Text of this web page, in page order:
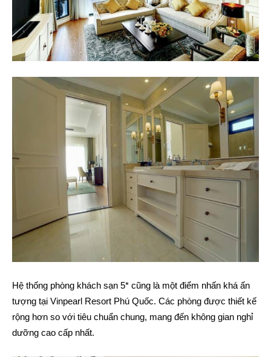
Hệ thống phòng khách sạn 5* cũng là một điểm nhấn khá ấn
tượng tại Vinpearl Resort Phú Quốc. Các phòng được thiết kế
rộng hơn so với tiêu chuẩn chung, mang đến không gian nghỉ
dưỡng cao cấp nhất.